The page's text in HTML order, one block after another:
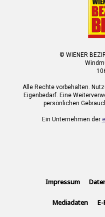
© WIENER
Alle Rechte vorbehalten.
Eigenbedarf. Eine
persönlichen
Ein Unternehmen der
Impressum
Mediadaten